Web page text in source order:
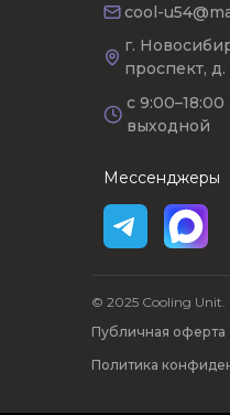
cool-
г.
проспект, д.
с
выходной
Мессенджеры
Публичная оферта
Политика
© 2025 Cooling